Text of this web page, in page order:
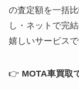
の査定額を一括
し・ネットで完
嬉しいサービスで
👉 MOTA車買取